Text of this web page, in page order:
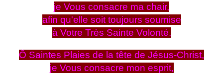
je Vous consacre ma chair,
afin qu'elle soit toujours soumise
à Votre Très Sainte Volonté.
Ô Saintes Plaies de la tête de Jésus-Christ,
je Vous consacre mon esprit,